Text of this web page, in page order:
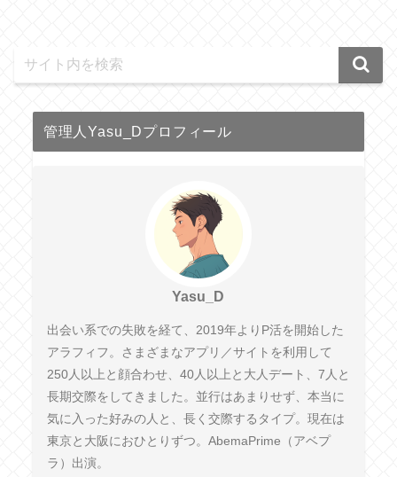
管理人Yasu_Dプロフィール
Yasu_D
出会い系での失敗を経て、2019年よりP活を開始した
アラフィフ。さまざまなアプリ／サイトを利用して
250人以上と顔合わせ、40人以上と大人デート、7人と
長期交際をしてきました。並行はあまりせず、本当に
気に入った好みの人と、長く交際するタイプ。現在は
東京と大阪におひとりずつ。AbemaPrime（アベプ
ラ）出演。